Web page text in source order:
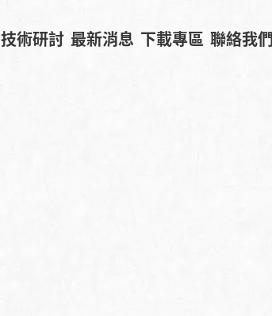
技術研討 最新消息 下載專區 聯絡我們